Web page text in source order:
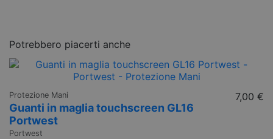
Potrebbero piacerti anche
Protezione Mani
Guanti in maglia touchscreen GL16
Portwest
Portwest
7,00 €